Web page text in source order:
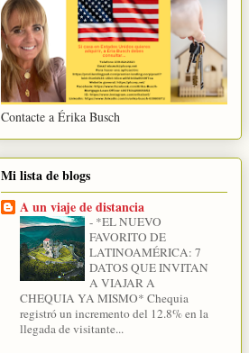
Contacte a Érika Busch
Mi lista de blogs
A un viaje de distancia
- *EL NUEVO
FAVORITO DE
LATINOAMÉRICA: 7
DATOS QUE INVITAN
A VIAJAR A
CHEQUIA YA MISMO* Chequia
registró un incremento del 12.8% en la
llegada de visitante...